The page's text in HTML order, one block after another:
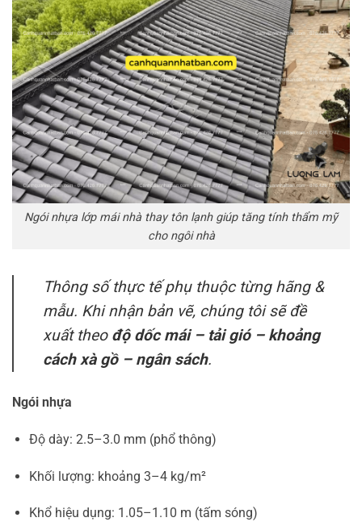
Ngói nhựa lớp mái nhà thay tôn lạnh giúp tăng tính thẩm mỹ
cho ngôi nhà
Thông số thực tế phụ thuộc từng hãng &
mẫu. Khi nhận bản vẽ, chúng tôi sẽ đề
xuất theo độ dốc mái – tải gió – khoảng
cách xà gồ – ngân sách.
Ngói nhựa
Độ dày: 2.5–3.0 mm (phổ thông)
Khối lượng: khoảng 3–4 kg/m²
Khổ hiệu dụng: 1.05–1.10 m (tấm sóng)